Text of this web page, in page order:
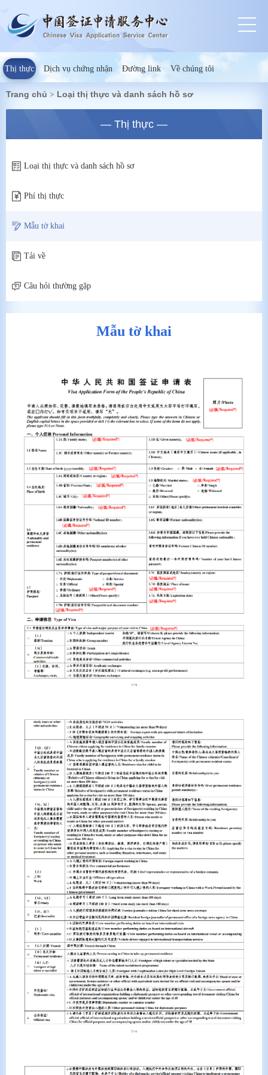
Thị thực Dịch vụ chứng nhận Đường link Về chúng tôi
Trang chủ > Loại thị thực và danh sách hồ sơ
— Thị thực —
Loại thị thực và danh sách hồ sơ
Phí thị thực
Mẫu tờ khai
Tải về
Câu hỏi thường gặp
Mẫu tờ khai